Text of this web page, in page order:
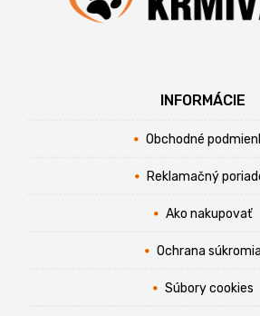
INFORMÁCIE
Obchodné
Reklamačný
Ako nakupovať
Ochrana súkromia
Súbory cookies